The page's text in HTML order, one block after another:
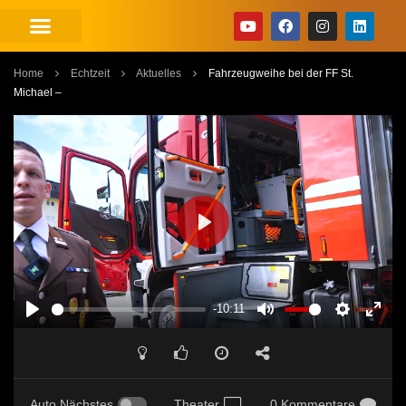
Home Echtzeit Aktuelles
Fahrzeugweihe bei der FF St.
Michael –
PLAY
-10:11
SETTINGS
PLAY